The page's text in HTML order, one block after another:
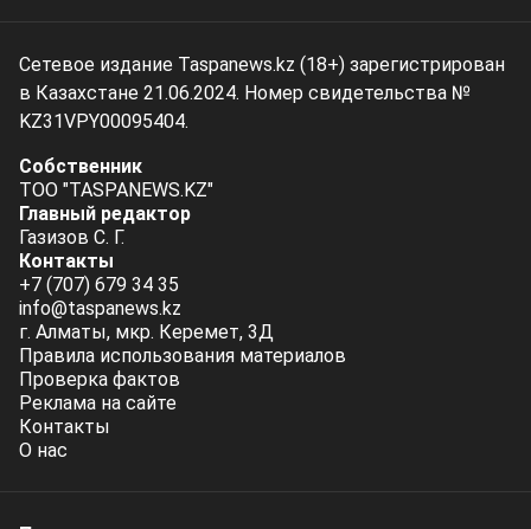
Сетевое издание Taspanews.kz (18+) зарегистрирован
в Казахстане 21.06.2024. Номер свидетельства №
KZ31VPY00095404.
Собственник
ТОО "TASPANEWS.KZ"
Главный редактор
Газизов С. Г.
Контакты
+7 (707) 679 34 35
info@taspanews.kz
г. Алматы, мкр. Керемет, 3Д
Правила использования материалов
Проверка фактов
Реклама на сайте
Контакты
О нас